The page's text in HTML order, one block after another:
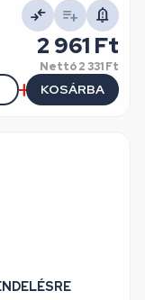
2 961 Ft
Nettó2 331 Ft
KOSÁRBA